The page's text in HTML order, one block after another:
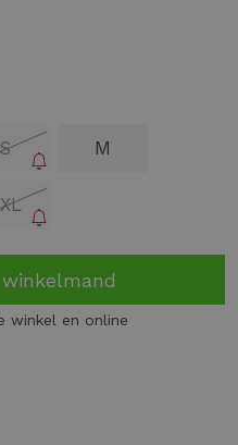
S M
winkel en online